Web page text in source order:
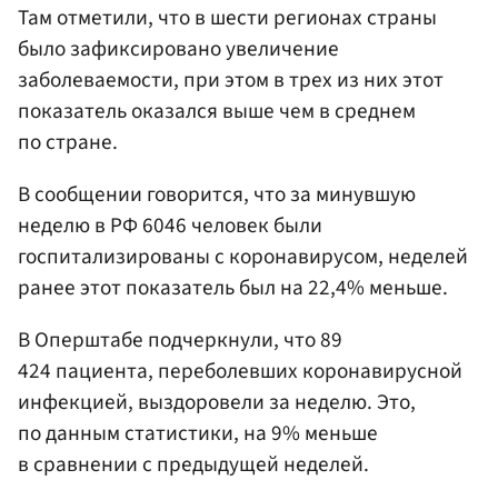
Там отметили, что в шести регионах страны
было зафиксировано увеличение
заболеваемости, при этом в трех из них этот
показатель оказался выше чем в среднем
по стране.
В сообщении говорится, что за минувшую
неделю в РФ 6046 человек были
госпитализированы с коронавирусом, неделей
ранее этот показатель был на 22,4% меньше.
В Оперштабе подчеркнули, что 89
424 пациента, переболевших коронавирусной
инфекцией, выздоровели за неделю. Это,
по данным статистики, на 9% меньше
в сравнении с предыдущей неделей.